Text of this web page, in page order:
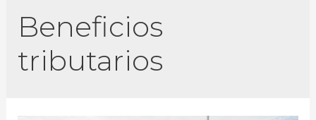
Beneficios
tributarios